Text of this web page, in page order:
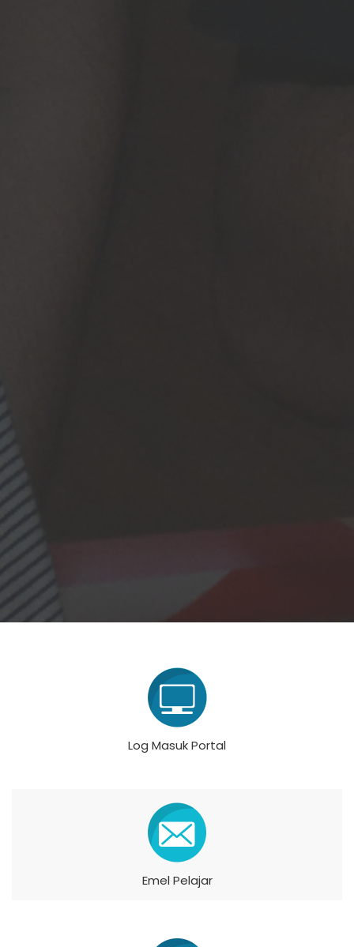
Log Masuk Portal
Emel Pelajar